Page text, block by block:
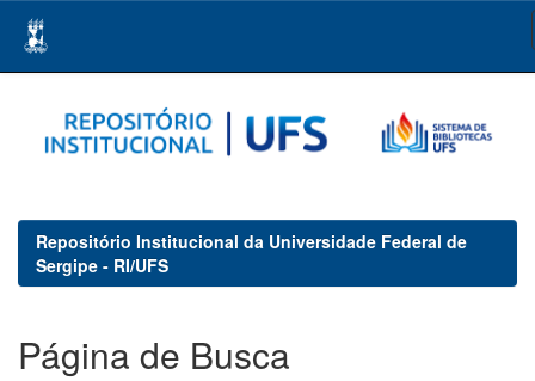
navigation
Repositório Institucional da Universidade Federal de
Sergipe - RI/UFS
Página de Busca